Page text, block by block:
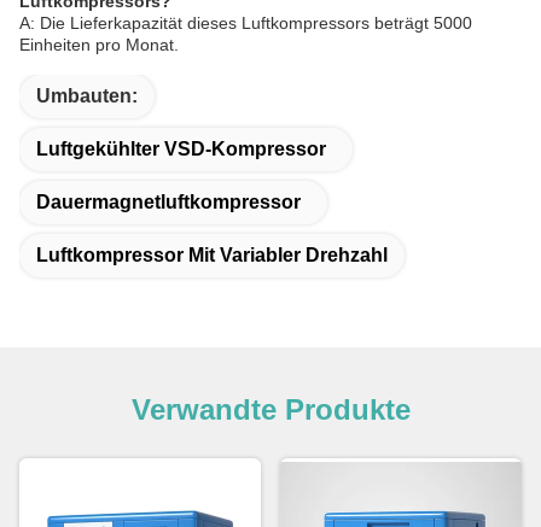
A: Die Lieferkapazität dieses Luftkompressors beträgt 5000
Einheiten pro Monat.
Umbauten:
Luftgekühlter VSD-Kompressor
Dauermagnetluftkompressor
Luftkompressor Mit Variabler Drehzahl
Verwandte Produkte